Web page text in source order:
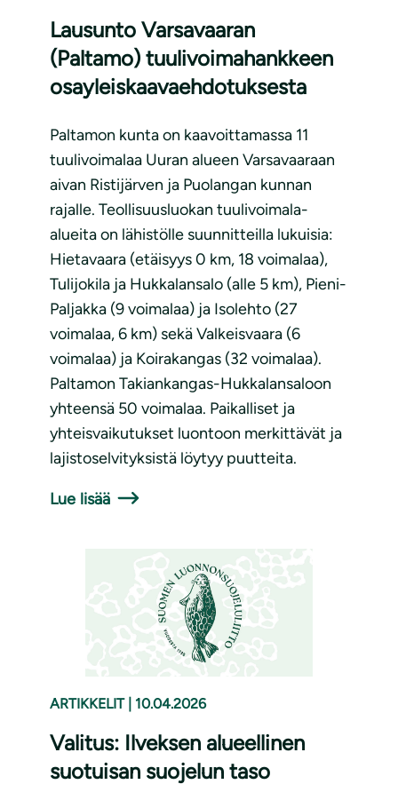
Lausunto Varsavaaran
(Paltamo) tuulivoimahankkeen
osayleiskaavaehdotuksesta
Paltamon kunta on kaavoittamassa 11
tuulivoimalaa Uuran alueen Varsavaaraan
aivan Ristijärven ja Puolangan kunnan
rajalle. Teollisuusluokan tuulivoimala-
alueita on lähistölle suunnitteilla lukuisia:
Hietavaara (etäisyys 0 km, 18 voimalaa),
Tulijokila ja Hukkalansalo (alle 5 km), Pieni-
Paljakka (9 voimalaa) ja Isolehto (27
voimalaa, 6 km) sekä Valkeisvaara (6
voimalaa) ja Koirakangas (32 voimalaa).
Paltamon Takiankangas-Hukkalansaloon
yhteensä 50 voimalaa. Paikalliset ja
yhteisvaikutukset luontoon merkittävät ja
lajistoselvityksistä löytyy puutteita.
Lue lisää
ARTIKKELIT 10.04.2026
Valitus: Ilveksen alueellinen
suotuisan suojelun taso